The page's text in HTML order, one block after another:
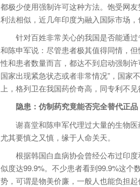
都极少使用强制许可这种方法。饱受网
利法相似，近几年印度为融入国际市场
针对百姓非常关心的我国是否能通过
和陈申军说：尽管患者极其值得同情，
性和患者数量而言，都达不到启动强制
国家出现紧急状态或者非常情况”，国家
上，格列卫在我国药价奇高，同专利不见
隐患：仿制药究竟能否完全替代正品
谢喜堂和陈申军代理过大量的生物医
尤其要慎之又慎，缘于人命关天。
根据韩国白血病协会曾经公布过印度
似度达99.9%。不少患者看到99.9%这个
势，可谓是物美价廉，一般人也能负担